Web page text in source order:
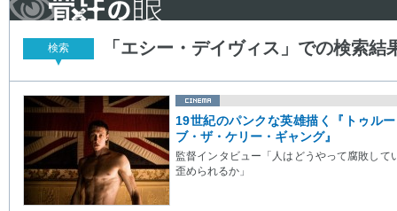
検索 「エシー・デイヴィス」での検索結
19世紀のパンクな英雄描く『トゥル
ブ・ザ・ケリー・ギャング』
監督インタビュー「人はどうやって腐敗して
歪められるか」